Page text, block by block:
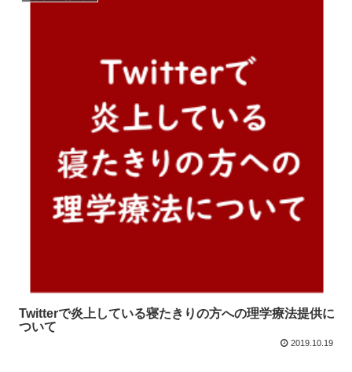
Twitterで炎上している寝たきりの方への理学療法提供に
ついて
2019.10.19